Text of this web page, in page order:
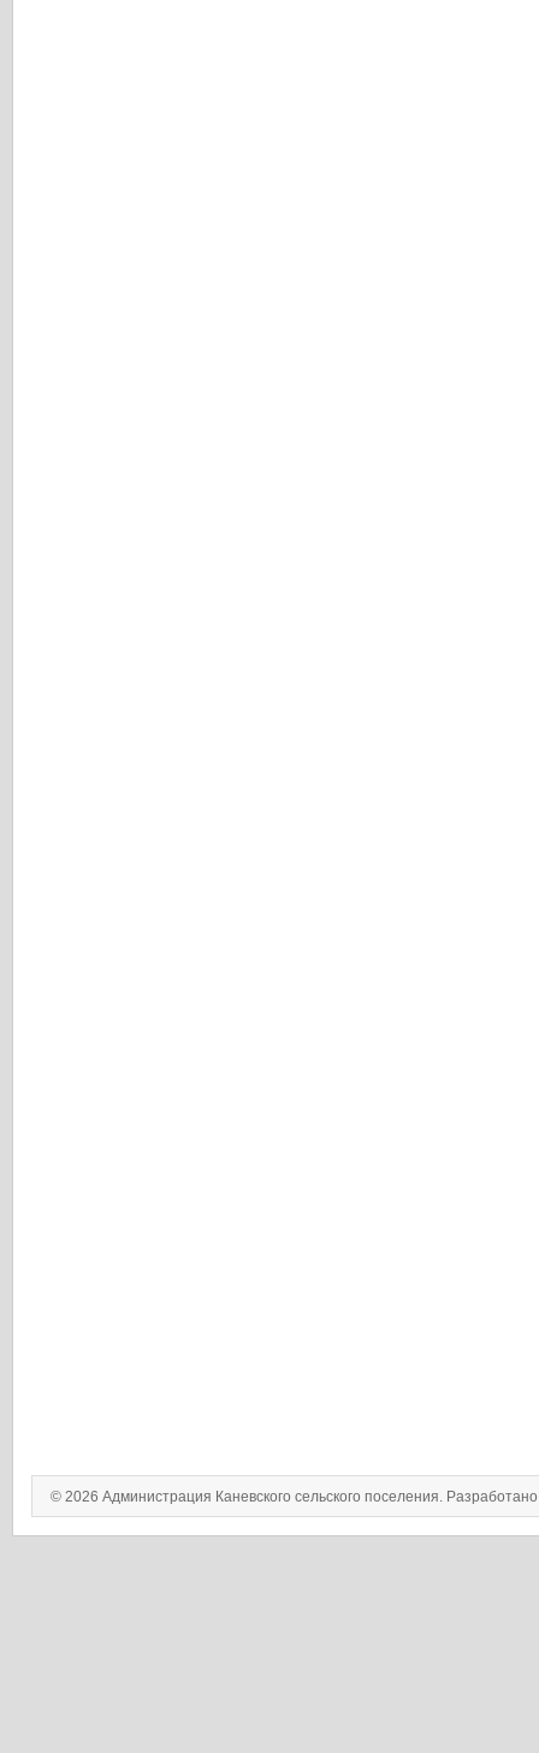
© 2026 Администрация Каневского сельского поселения.